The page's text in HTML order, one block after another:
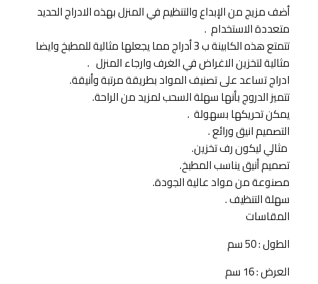
أضف مزيج من الإبداع والتنظيم في المنزل بهذه الادراج الحديد
متعددة الاستخدام .
تتمتع هذه الكابينة ب 3 أدراج مما يجعلها مثالية للمطبخ وايضا
مثالية لتخزين الاغراض في الغرف وارجاء المنزل .
ادراج تساعد على تصنيف المواد بطريقة مرتبة وأنيقة.
تتميز الدروج بأنها سهلة السحب لمزيد من الراحة.
يمكن تحريكها بسهولة .
التصميم انيق ورائع .
مثالي ليكون رف تخزين.
تصميم أنيق يناسب المطبخ.
مصنوعة من مواد عالية الجودة.
سهلة التنظيف .
المقاسات
الطول : 50 سم
العرض : 16 سم